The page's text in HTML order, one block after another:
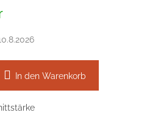
In den Warenkorb